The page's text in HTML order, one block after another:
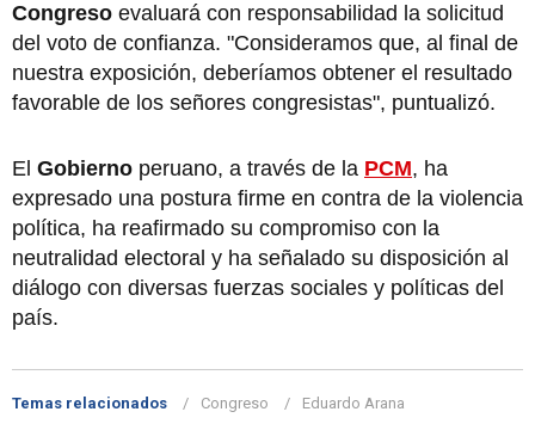
Congreso evaluará con responsabilidad la solicitud
del voto de confianza. "Consideramos que, al final de
nuestra exposición, deberíamos obtener el resultado
favorable de los señores congresistas", puntualizó.
El Gobierno peruano, a través de la PCM, ha
expresado una postura firme en contra de la violencia
política, ha reafirmado su compromiso con la
neutralidad electoral y ha señalado su disposición al
diálogo con diversas fuerzas sociales y políticas del
país.
Temas relacionados Congreso
Eduardo Arana